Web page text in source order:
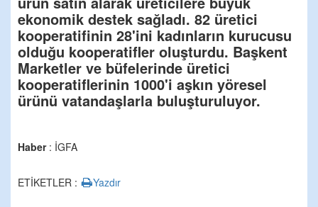
ekonomik destek sağladı. 82 üretici
kooperatifinin 28'ini kadınların kurucusu
olduğu kooperatifler oluşturdu. Başkent
Marketler ve büfelerinde üretici
kooperatiflerinin 1000'i aşkın yöresel
ürünü vatandaşlarla buluşturuluyor.
Haber: İGFA
ETİKETLER : Yazdır